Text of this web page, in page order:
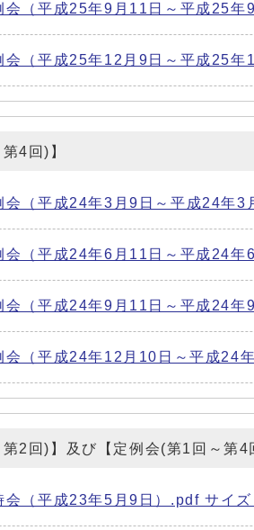
会（平成25年9月11日～平成25
会（平成25年12月9日～平成25
4回)】
（平成24年3月9日～平成24年3
会（平成24年6月11日～平成24
会（平成24年9月11日～平成24
会（平成24年12月10日～平成24
2回)】及び【定例会(第1回～第4
会（平成23年5月9日）.pdf サイ